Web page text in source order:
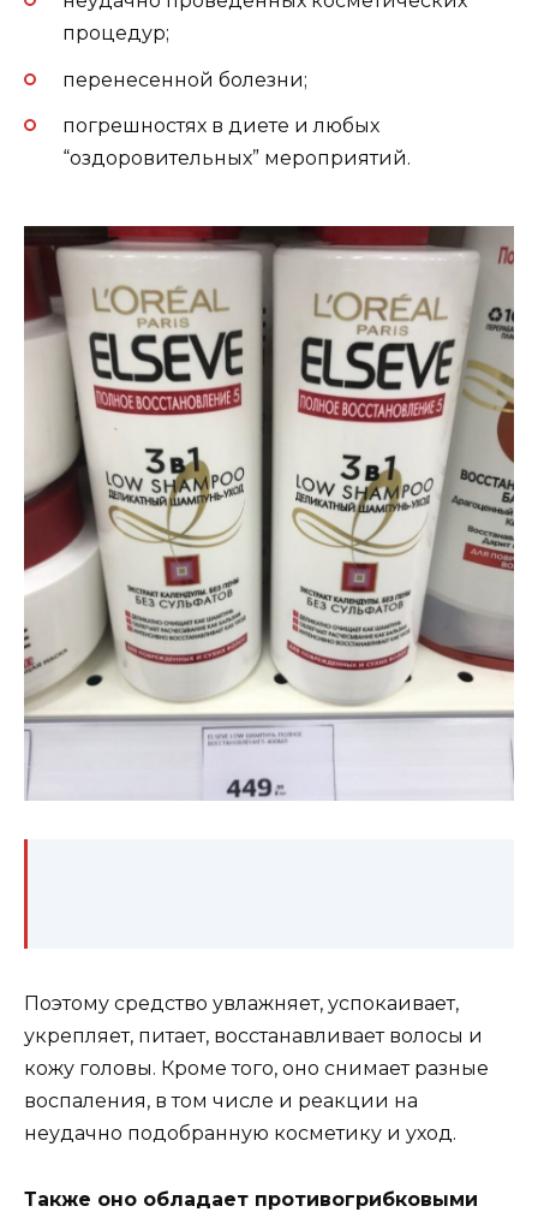
процедур;
перенесенной болезни;
погрешностях в диете и любых
“оздоровительных” мероприятий.
Поэтому средство увлажняет, успокаивает,
укрепляет, питает, восстанавливает волосы и
кожу головы. Кроме того, оно снимает разные
воспаления, в том числе и реакции на
неудачно подобранную косметику и уход.
Также оно обладает противогрибковыми